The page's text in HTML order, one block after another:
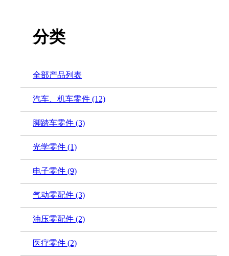
分类
全部产品列表
汽车、机车零件 (12)
脚踏车零件 (3)
光学零件 (1)
电子零件 (9)
气动零配件 (3)
油压零配件 (2)
医疗零件 (2)